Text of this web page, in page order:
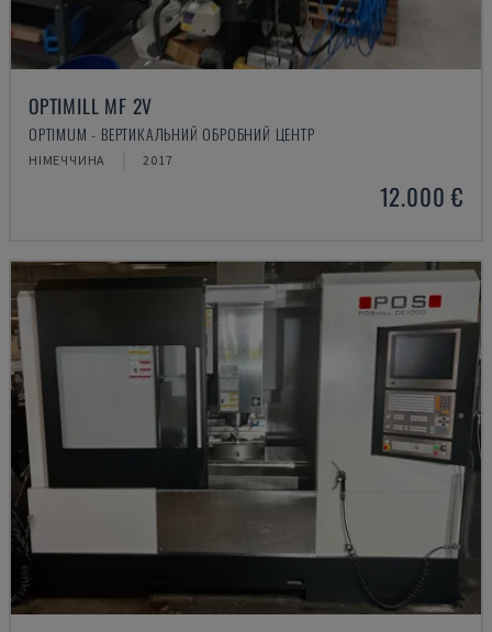
OPTIMILL MF 2V
OPTIMUM - ВЕРТИКАЛЬНИЙ ОБРОБНИЙ ЦЕНТР
НІМЕЧЧИНА 2017
12.000 €